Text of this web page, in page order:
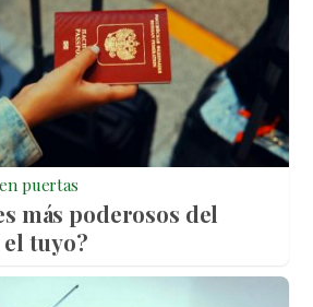
puertas
más poderosos del
tuyo?